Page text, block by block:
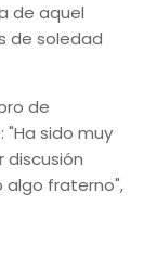
de aquel
de soledad
de
"Ha sido muy
discusión
algo fraterno",